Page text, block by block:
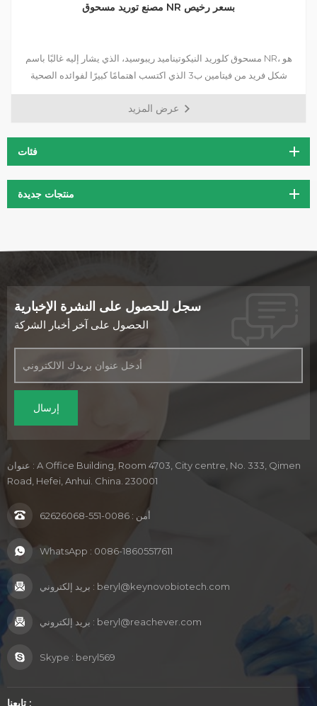
مصنع توريد مسحوق NR بسعر رخيص
مسحوق كلوريد النيكوتيناميد ريبوسيد، الذي يشار إليه غالبًا باسم NR، هو
شكل فريد من فيتامين ب3 الذي اكتسب اهتمامًا كبيرًا لفوائده الصحية
المحتملة. وهو مسحوق بلوري أبيض قابل للذوبان في الماء، مما يجعل من
عرض المزيد
فئات
منتجات جديدة
سجل للحصول على النشرة الإخبارية
الحصول على آخر أخبار الشركة
عنوان : A Office Building, Room 4703, City centre, No. 333, Qimen
Road, Hefei, Anhui. China. 230001
أمن : 0086-551-62626068
WhatsApp : 0086-18605517611
بريد إلكتروني : beryl@keynovobiotech.com
بريد إلكتروني : beryl@reachever.com
Skype : beryl569
تابعنا :